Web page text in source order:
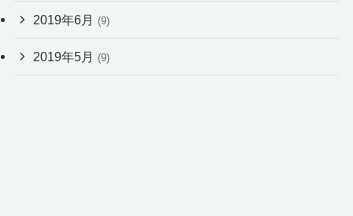
2019年6月 (9)
2019年5月 (9)